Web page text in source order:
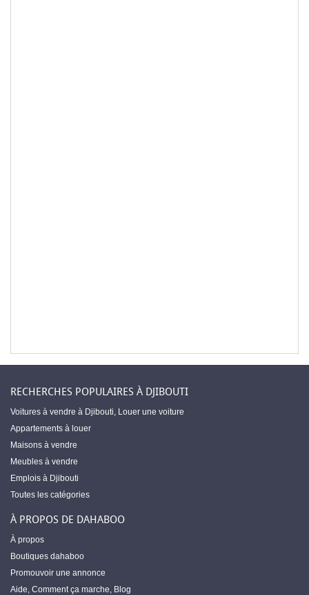
RECHERCHES POPULAIRES À DJIBOUTI
Voitures à vendre à Djibouti, Louer une voiture
Appartements à louer
Maisons à vendre
Meubles à vendre
Emplois à Djibouti
Toutes les catégories
À PROPOS DE DAHABOO
À propos
Boutiques dahaboo
Promouvoir une annonce
Aide, Comment ça marche, Blog